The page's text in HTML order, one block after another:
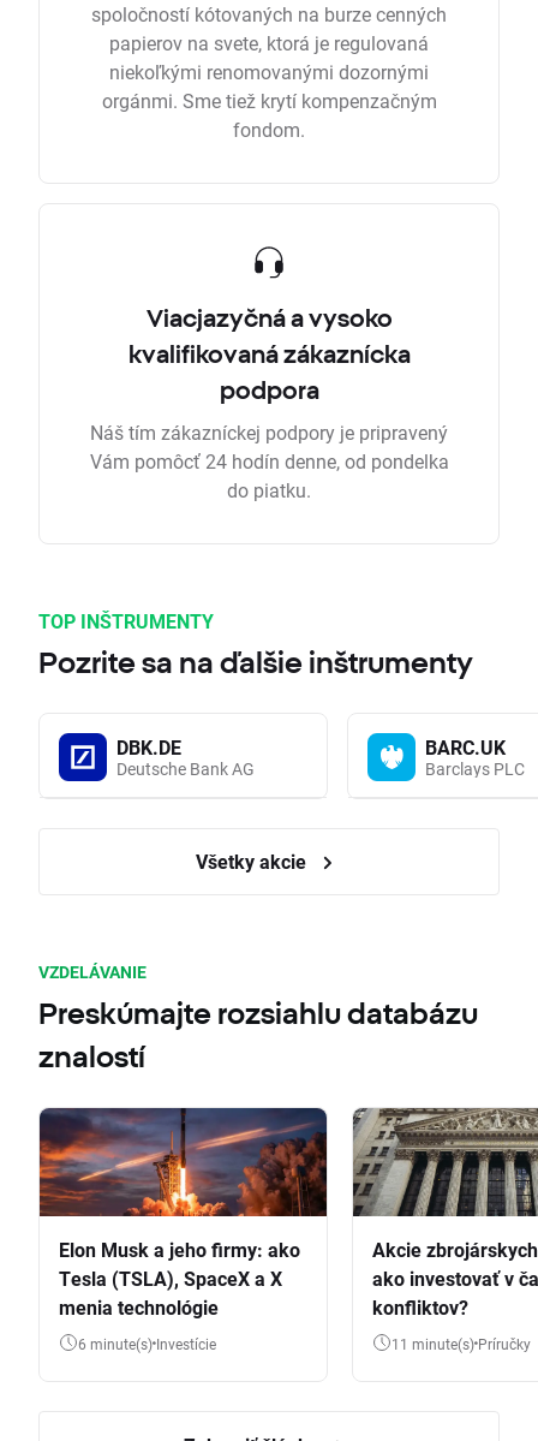
spoločností kótovaných na burze cenných
papierov na svete, ktorá je regulovaná
niekoľkými renomovanými dozornými
orgánmi. Sme tiež krytí kompenzačným
fondom.
Viacjazyčná a vysoko
kvalifikovaná zákaznícka
podpora
Náš tím zákazníckej podpory je pripravený
Vám pomôcť 24 hodín denne, od pondelka
do piatku.
TOP INŠTRUMENTY
Pozrite sa na ďalšie inštrumenty
DBK.DE
Deutsche Bank AG
BARC.UK
Barclays PLC
Všetky akcie
VZDELÁVANIE
Preskúmajte rozsiahlu databázu
znalostí
Elon Musk a jeho firmy: ako
Tesla (TSLA), SpaceX a X
menia technológie
6 minute(s) Investície
Akcie
ako investovať v
konfliktov?
11 minute(s) Príručky